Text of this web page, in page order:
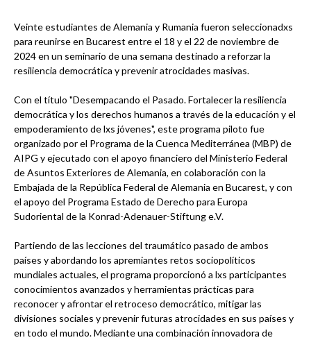
Veinte estudiantes de Alemania y Rumania fueron seleccionadxs
para reunirse en Bucarest entre el 18 y el 22 de noviembre de
2024 en un seminario de una semana destinado a reforzar la
resiliencia democrática y prevenir atrocidades masivas.
Con el título "Desempacando el Pasado. Fortalecer la resiliencia
democrática y los derechos humanos a través de la educación y el
empoderamiento de lxs jóvenes", este programa piloto fue
organizado por el Programa de la Cuenca Mediterránea (MBP) de
AIPG y ejecutado con el apoyo financiero del Ministerio Federal
de Asuntos Exteriores de Alemania, en colaboración con la
Embajada de la República Federal de Alemania en Bucarest, y con
el apoyo del Programa Estado de Derecho para Europa
Sudoriental de la Konrad-Adenauer-Stiftung e.V.
Partiendo de las lecciones del traumático pasado de ambos
países y abordando los apremiantes retos sociopolíticos
mundiales actuales, el programa proporcionó a lxs participantes
conocimientos avanzados y herramientas prácticas para
reconocer y afrontar el retroceso democrático, mitigar las
divisiones sociales y prevenir futuras atrocidades en sus países y
en todo el mundo. Mediante una combinación innovadora de